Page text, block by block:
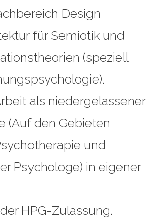
Design
für Semiotik und
(speziell
als niedergelassener
(Auf den Gebieten
und
Psychologe) in eigener
HPG-Zulassung.